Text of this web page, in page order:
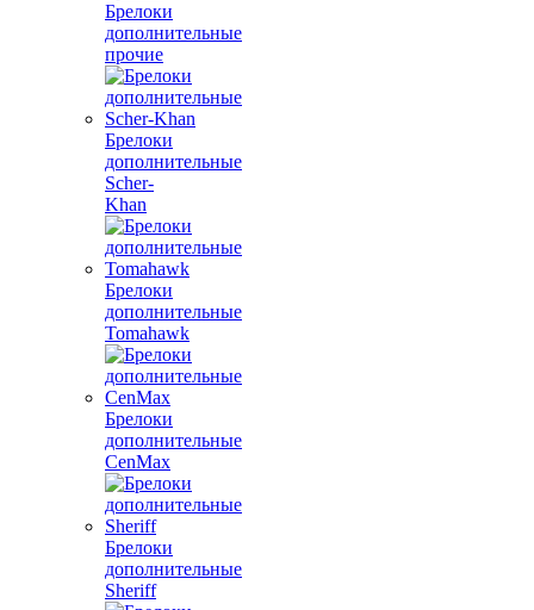
Брелоки
дополнительные
прочие
Брелоки
дополнительные
Scher-
Khan
Брелоки
дополнительные
Tomahawk
Брелоки
дополнительные
CenMax
Брелоки
дополнительные
Sheriff